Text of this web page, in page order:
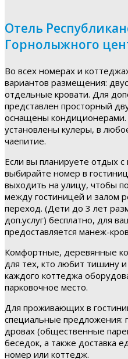
Отель
Горнолыжного
Во всех номерах и
вариантов размещения:
отдельные кровати. Для
представлен просторный
оснащены кондиционерами.
установлены кулеры, в
чаепитие.
Если вы планируете отдых
выбирайте номер в
выходить на улицу, чтобы
между гостиницей и залом
переход. (Дети до 3 лет
доп.услуг) бесплатно, для
предоставляется манеж-
Комфортные, деревянные
для тех, кто любит тишину
каждого коттеджа
парковочное место.
Для проживающих в
специальные предложения:
дровах (общественные
беседок, а также доставка
номер или коттедж.